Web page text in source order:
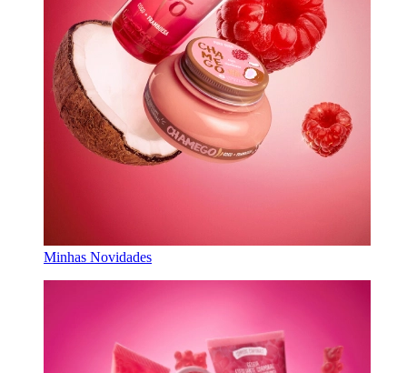
Minhas Novidades